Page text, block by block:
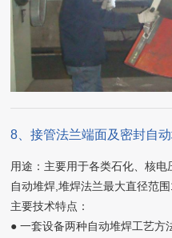
8、接管法兰端面及密封自
用途：主要用于各类石化、核
自动堆焊,堆焊法兰最大直径范
主要技术特点：
● 一套设备两种自动堆焊工艺方